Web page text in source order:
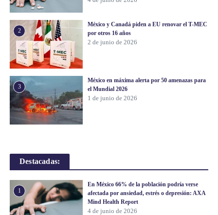
2
México y Canadá piden a EU renovar el T-MEC
por otros 16 años
2 de junio de 2026
3
México en máxima alerta por 50 amenazas para
el Mundial 2026
1 de junio de 2026
Destacadas:
1
En México 66% de la población podría verse
afectada por ansiedad, estrés o depresión: AXA
Mind Health Report
4 de junio de 2026